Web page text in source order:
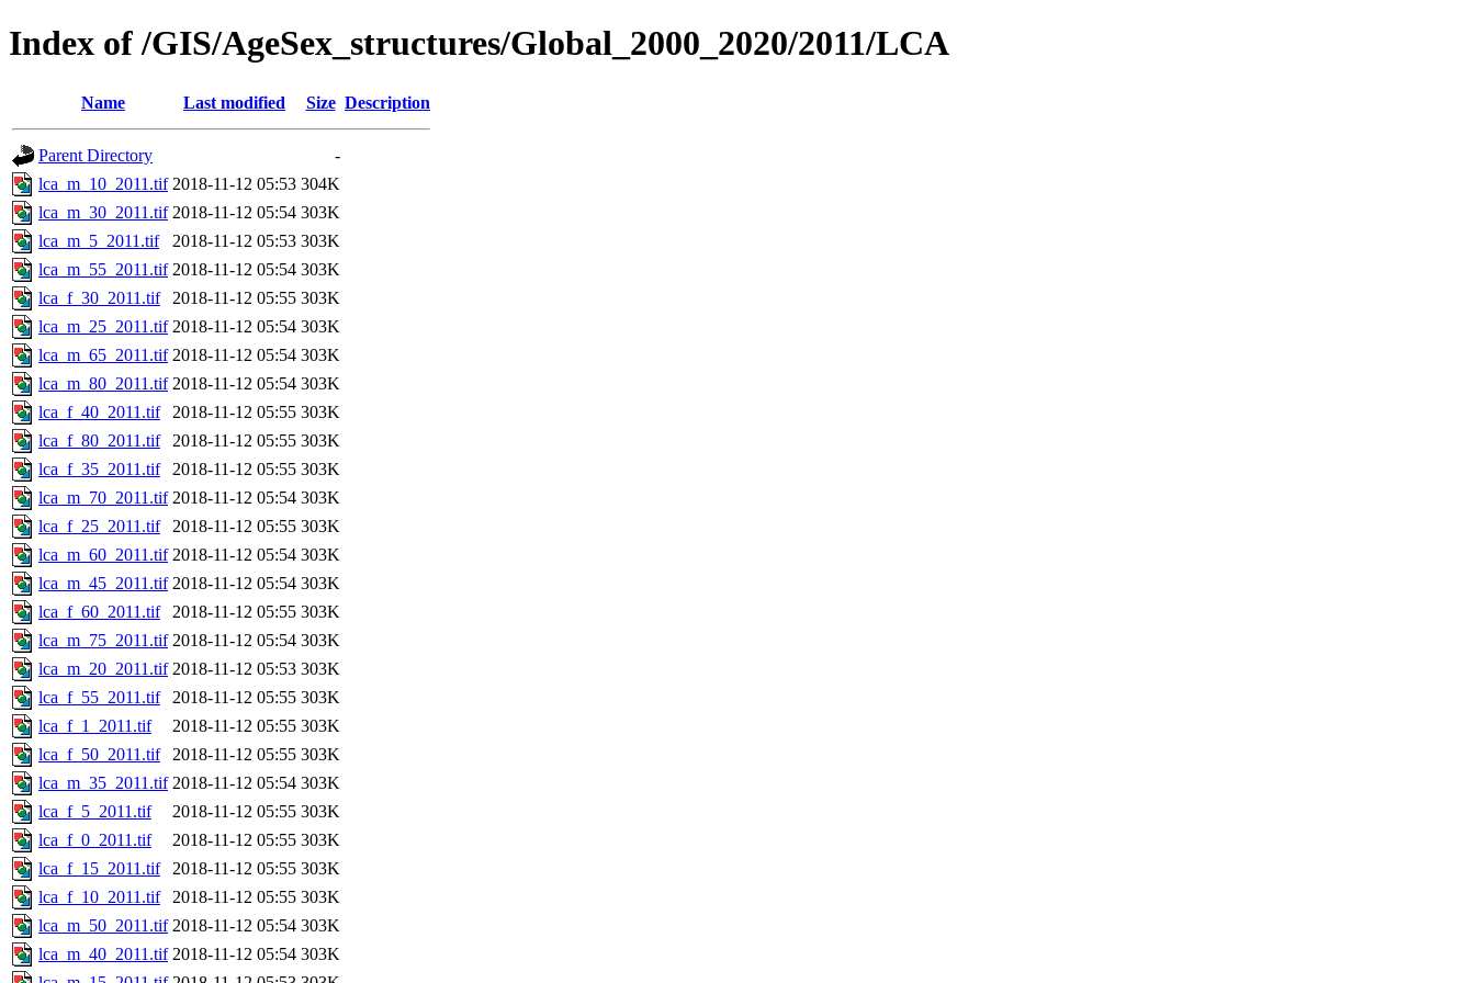
Index of /GIS/AgeSex_structures/Global_2000_2020/2011/LCA
Name Last modified Size Description
Parent Directory
-
lca_m_10_2011.tif 2018-11-12 05:53 304K
lca_m_30_2011.tif 2018-11-12 05:54 303K
lca_m_5_2011.tif
2018-11-12 05:53 303K
lca_m_55_2011.tif 2018-11-12 05:54 303K
lca_f_30_2011.tif
2018-11-12 05:55 303K
lca_m_25_2011.tif 2018-11-12 05:54 303K
lca_m_65_2011.tif 2018-11-12 05:54 303K
lca_m_80_2011.tif 2018-11-12 05:54 303K
lca_f_40_2011.tif
2018-11-12 05:55 303K
lca_f_80_2011.tif
2018-11-12 05:55 303K
lca_f_35_2011.tif
2018-11-12 05:55 303K
lca_m_70_2011.tif 2018-11-12 05:54 303K
lca_f_25_2011.tif
2018-11-12 05:55 303K
lca_m_60_2011.tif 2018-11-12 05:54 303K
lca_m_45_2011.tif 2018-11-12 05:54 303K
lca_f_60_2011.tif
2018-11-12 05:55 303K
lca_m_75_2011.tif 2018-11-12 05:54 303K
lca_m_20_2011.tif 2018-11-12 05:53 303K
lca_f_55_2011.tif
2018-11-12 05:55 303K
lca_f_1_2011.tif
2018-11-12 05:55 303K
lca_f_50_2011.tif
2018-11-12 05:55 303K
lca_m_35_2011.tif 2018-11-12 05:54 303K
lca_f_5_2011.tif
2018-11-12 05:55 303K
lca_f_0_2011.tif
2018-11-12 05:55 303K
lca_f_15_2011.tif
2018-11-12 05:55 303K
lca_f_10_2011.tif
2018-11-12 05:55 303K
lca_m_50_2011.tif 2018-11-12 05:54 303K
lca_m_40_2011.tif 2018-11-12 05:54 303K